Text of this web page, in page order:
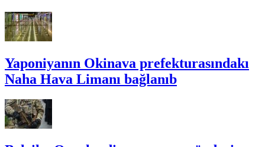
Yaponiyanın Okinava prefekturasındakı
Naha Hava Limanı bağlanıb